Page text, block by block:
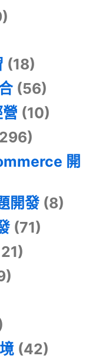
(18)
(56)
(10)
開
開發(8)
(71)
(42)